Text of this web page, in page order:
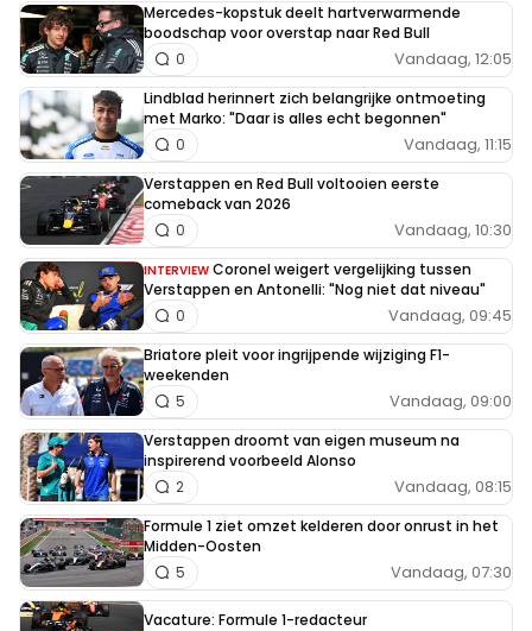
Mercedes-kopstuk deelt hartverwarmende
boodschap voor overstap naar Red Bull
Vandaag, 12:05
0
Lindblad herinnert zich belangrijke ontmoeting
met Marko: "Daar is alles echt begonnen"
Vandaag, 11:15
0
Verstappen en Red Bull voltooien eerste
comeback van 2026
Vandaag, 10:30
0
INTERVIEW Coronel weigert vergelijking tussen
Verstappen en Antonelli: "Nog niet dat niveau"
Vandaag, 09:45
0
Briatore pleit voor ingrijpende wijziging F1-
weekenden
Vandaag, 09:00
5
Verstappen droomt van eigen museum na
inspirerend voorbeeld Alonso
Vandaag, 08:15
2
Formule 1 ziet omzet kelderen door onrust in het
Midden-Oosten
Vandaag, 07:30
5
Vacature: Formule 1-redacteur